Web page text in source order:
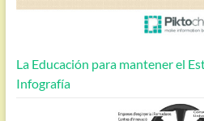
La Educación para mantener el
Infografía